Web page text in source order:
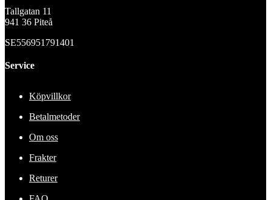
Tallgatan 11
941 36 Piteå
SE556951791401
Service
Köpvillkor
Betalmetoder
Om oss
Frakter
Returer